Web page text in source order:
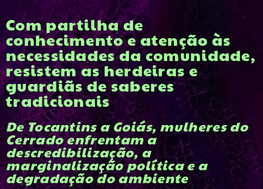
Com partilha de
conhecimento e atenção às
necessidades da comunidade,
resistem as herdeiras e
guardiãs de saberes
tradicionais
De Tocantins a Goiás, mulheres do
Cerrado enfrentam a
descredibilização, a
marginalização política e a
degradação do ambiente